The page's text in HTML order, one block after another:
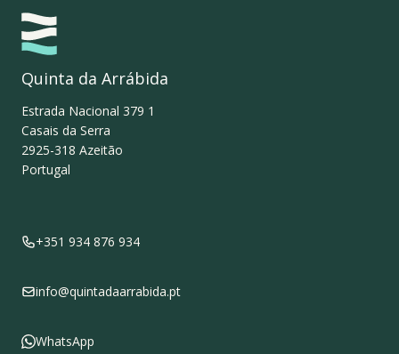
Quinta da Arrábida
Estrada Nacional 379 1
Casais da Serra
2925-318 Azeitão
Portugal
+351 934 876 934
info@quintadaarrabida.pt
WhatsApp